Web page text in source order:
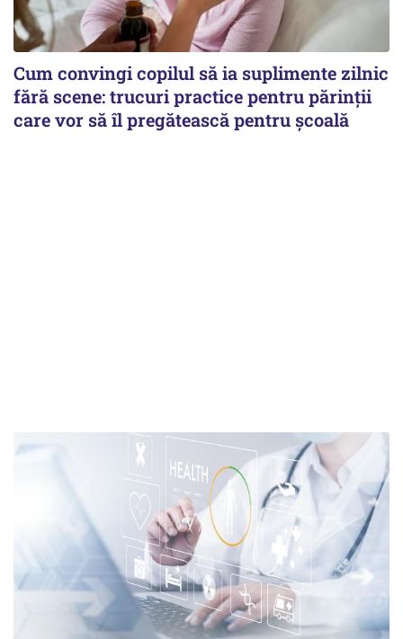
Cum convingi copilul să ia suplimente zilnic
fără scene: trucuri practice pentru părinții
care vor să îl pregătească pentru școală